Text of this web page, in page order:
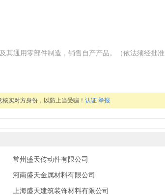
其通用零部件制造，销售自产产品。（依法须经批准
实对方身份，以防上当受骗！ 认证 举报
常州盛天传动件有限公司
河南盛天金属材料有限公司
上海盛天建筑装饰材料有限公司